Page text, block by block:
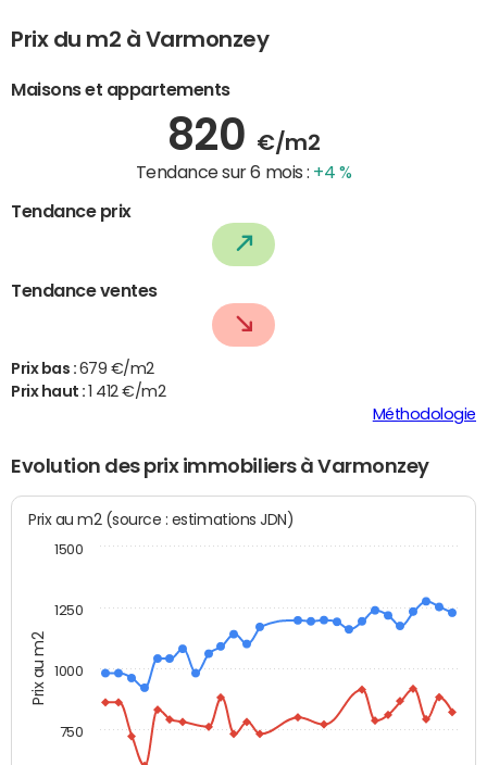
Prix du m2 à Varmonzey
Maisons et appartements
820 €/m2
Tendance sur 6 mois : +4 %
Tendance prix
Tendance ventes
Prix bas : 679 €/m2
Prix haut :
1 412 €/m2
Méthodologie
Evolution des prix immobiliers à Varmonzey
Prix au m2
Prix au m2 (source : estimations JDN)
1000
750
1250
1500